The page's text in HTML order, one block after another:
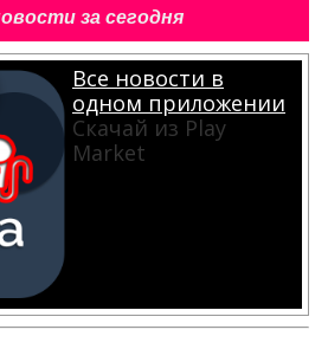
за сегодня
Все новости в
одном приложении
Скачай из Play
Market